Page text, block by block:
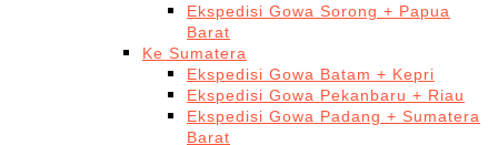
Ekspedisi Gowa Sorong + Papua
Barat
Ke Sumatera
Ekspedisi Gowa Batam + Kepri
Ekspedisi Gowa Pekanbaru + Riau
Ekspedisi Gowa Padang + Sumatera
Barat